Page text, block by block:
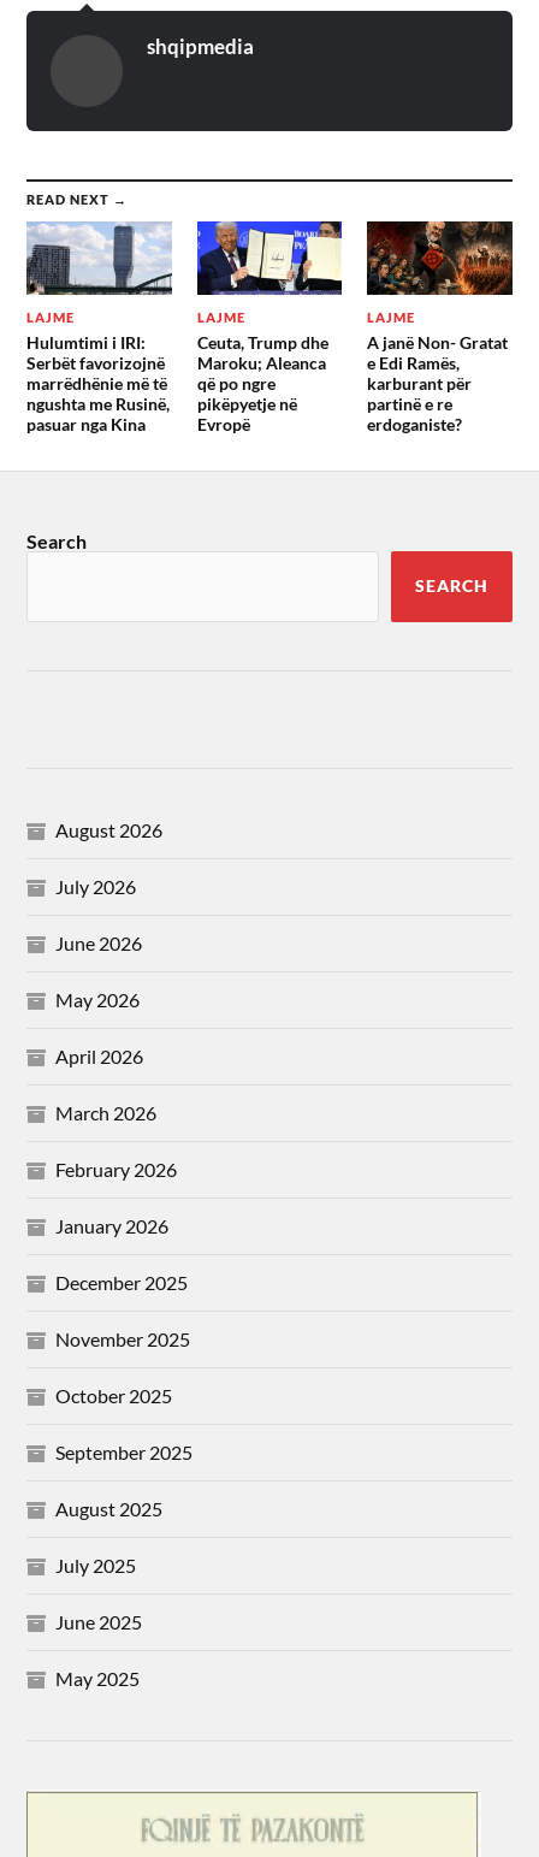
shqipmedia
READ NEXT →
LAJME
Hulumtimi i IRI:
Serbët favorizojnë
marrëdhënie më të
ngushta me Rusinë,
pasuar nga Kina
LAJME
Ceuta, Trump dhe
Maroku; Aleanca
që po ngre
pikëpyetje në
Evropë
LAJME
A janë Non- Gratat
e Edi Ramës,
karburant për
partinë e re
erdoganiste?
Search
SEARCH
August 2026
July 2026
June 2026
May 2026
April 2026
March 2026
February 2026
January 2026
December 2025
November 2025
October 2025
September 2025
August 2025
July 2025
June 2025
May 2025